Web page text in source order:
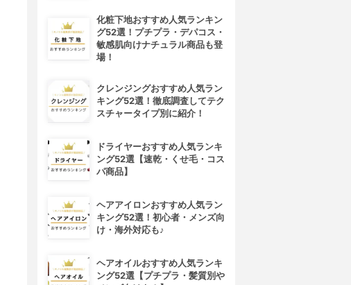
化粧下地おすすめ人気ランキン
グ52選！プチプラ・デパコス・
敏感肌向けナチュラル商品も登
場！
クレンジングおすすめ人気ラン
キング52選！徹底調査してテク
スチャータイプ別に紹介！
ドライヤーおすすめ人気ランキ
ング52選【速乾・くせ毛・コス
パ商品】
ヘアアイロンおすすめ人気ラン
キング52選！初心者・メンズ向
け・海外対応も♪
ヘアオイルおすすめ人気ランキ
ング52選【プチプラ・髪質別や